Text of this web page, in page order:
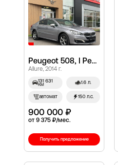
Peugeot 508, I Рестайлинг
Allure, 2014 г.
131 631
км 1.6 л.
автомат 150 л.с.
900 000 ₽
от 9 375 ₽/мес.
Получить предложение